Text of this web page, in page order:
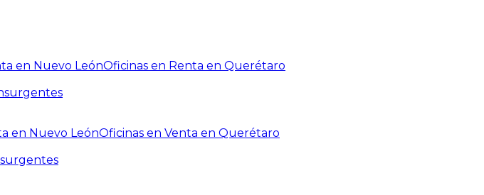
en Nuevo LeónOficinas en Renta en Querétaro
en Nuevo LeónOficinas en Venta en Querétaro